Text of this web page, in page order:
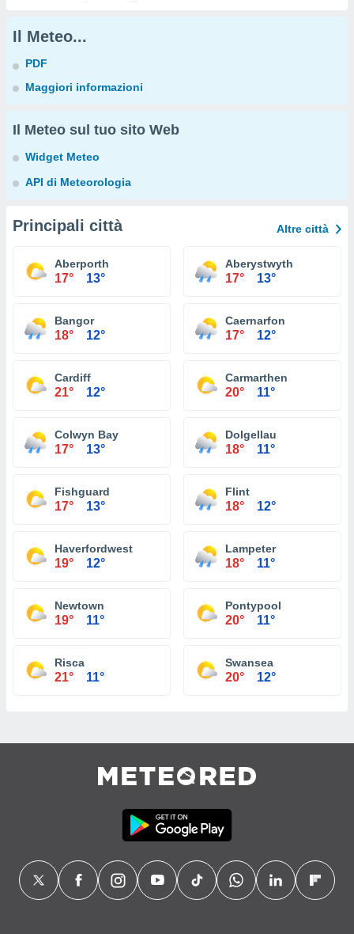
Il Meteo...
PDF
Maggiori informazioni
Il Meteo sul tuo sito Web
Widget Meteo
API di Meteorologia
Principali città Altre città
Aberporth
17° 13°
Aberystwyth
17° 13°
Bangor
18° 12°
Caernarfon
17° 12°
Cardiff
21° 12°
Carmarthen
20° 11°
Colwyn Bay
17° 13°
Dolgellau
18° 11°
Fishguard
17° 13°
Flint
18° 12°
Haverfordwest
19° 12°
Lampeter
18° 11°
Newtown
19° 11°
Pontypool
20° 11°
Risca
21° 11°
Swansea
20° 12°